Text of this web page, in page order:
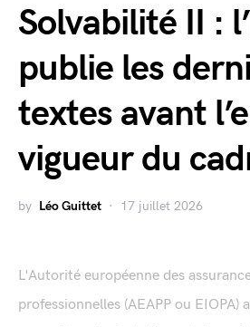
Solvabilité II :
publie les
textes avant
vigueur du
by Léo Guittet 17 juillet 2026
L'Autorité européenne des
professionnelles (AEAPP ou EIOPA)